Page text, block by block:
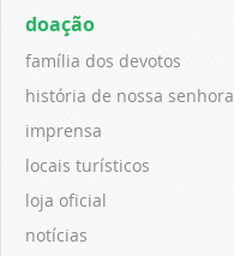
doação
família dos devotos
história de nossa senhora
imprensa
locais turísticos
loja oficial
notícias